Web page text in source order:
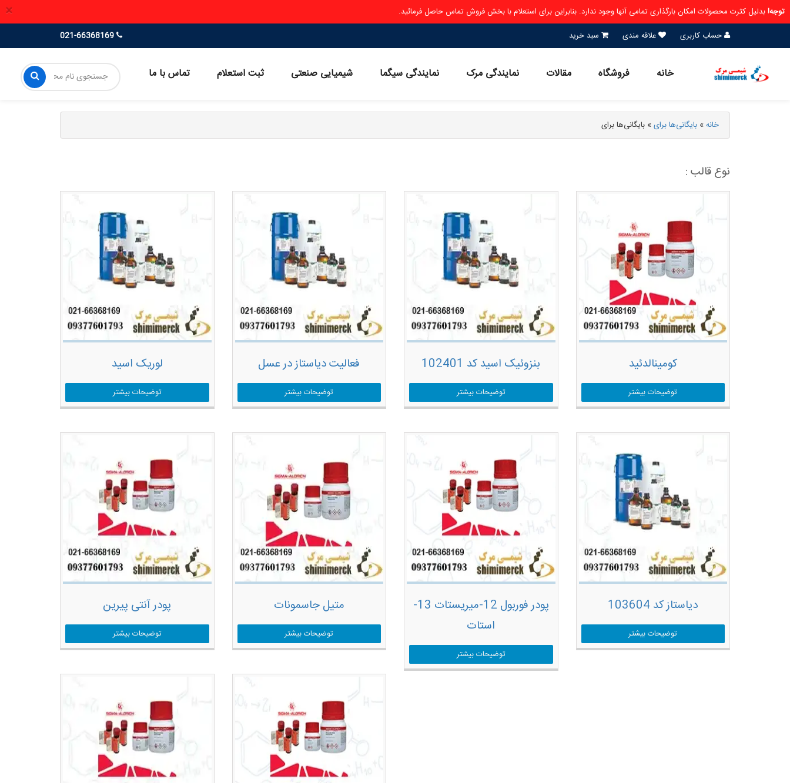
× توجه!بدلیل کثرت محصولات امکان بارگذاری تمامی آنها وجود ندارد. بنابراین برای استعلام با بخش فروش تماس حاصل فرمائید.
حساب کاربری
علاقه مندی سبد خرید
خانه فروشگاه مقالات نمایندگی مرک نمایندگی سیگما شیمیایی صنعتی ثبت استعلام تماس با ما
خانه» بایگانی‌ها برای» بایگانی‌ها برای
نوع قالب :
کومینالدئید
توضیحات بیشتر
بنزوئیک اسید کد 102401
توضیحات بیشتر
فعالیت دیاستاز در عسل
توضیحات بیشتر
لوریک اسید
توضیحات بیشتر
دیاستاز کد 103604
توضیحات بیشتر
پودر فوربول 12-میریستات 13-
استات
توضیحات بیشتر
متیل جاسمونات
توضیحات بیشتر
پودر آنتی پیرین
توضیحات بیشتر